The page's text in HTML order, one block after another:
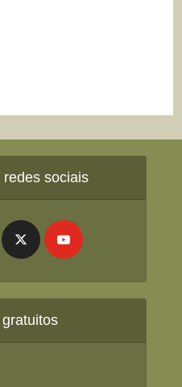
sociais